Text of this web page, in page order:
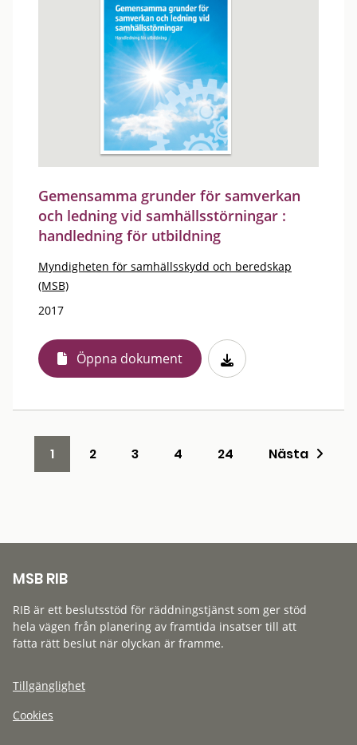
Gemensamma grunder för samverkan
och ledning vid samhällsstörningar :
handledning för utbildning
Myndigheten för samhällsskydd och beredskap
(MSB)
2017
Öppna dokument
1 2 3 4 24 Nästa
MSB RIB
RIB är ett beslutsstöd för räddningstjänst som ger stöd
hela vägen från planering av framtida insatser till att
fatta rätt beslut när olyckan är framme.
Tillgänglighet
Cookies